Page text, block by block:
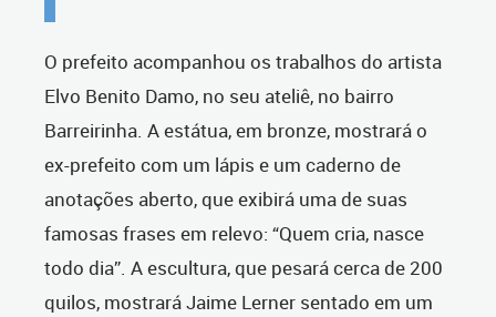
O prefeito acompanhou os trabalhos do artista
Elvo Benito Damo, no seu ateliê, no bairro
Barreirinha. A estátua, em bronze, mostrará o
ex-prefeito com um lápis e um caderno de
anotações aberto, que exibirá uma de suas
famosas frases em relevo: “Quem cria, nasce
todo dia”. A escultura, que pesará cerca de 200
quilos, mostrará Jaime Lerner sentado em um